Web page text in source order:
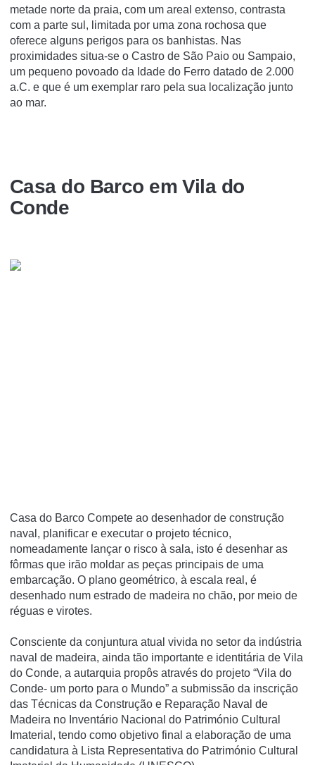
metade norte da praia, com um areal extenso, contrasta
com a parte sul, limitada por uma zona rochosa que
oferece alguns perigos para os banhistas. Nas
proximidades situa-se o Castro de São Paio ou Sampaio,
um pequeno povoado da Idade do Ferro datado de 2.000
a.C. e que é um exemplar raro pela sua localização junto
ao mar.
Casa do Barco em Vila do
Conde
Casa do Barco Compete ao desenhador de construção
naval, planificar e executar o projeto técnico,
nomeadamente lançar o risco à sala, isto é desenhar as
fôrmas que irão moldar as peças principais de uma
embarcação. O plano geométrico, à escala real, é
desenhado num estrado de madeira no chão, por meio de
réguas e virotes.
Consciente da conjuntura atual vivida no setor da indústria
naval de madeira, ainda tão importante e identitária de Vila
do Conde, a autarquia propôs através do projeto “Vila do
Conde- um porto para o Mundo” a submissão da inscrição
das Técnicas da Construção e Reparação Naval de
Madeira no Inventário Nacional do Património Cultural
Imaterial, tendo como objetivo final a elaboração de uma
candidatura à Lista Representativa do Património Cultural